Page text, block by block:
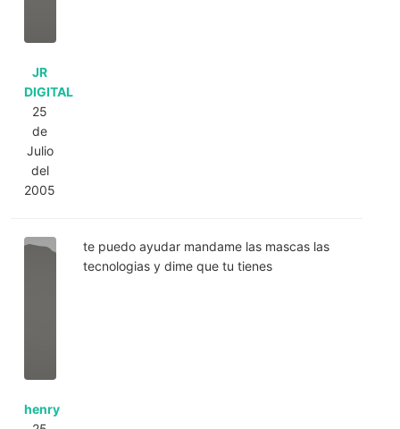
JR
DIGITAL
25
de
Julio
del
2005
henry
te puedo ayudar mandame las mascas las
tecnologias y dime que tu tienes